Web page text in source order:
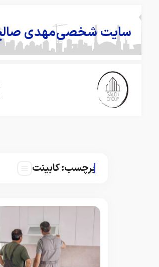
سایت شخصیمهدی
برچسب:کابینت